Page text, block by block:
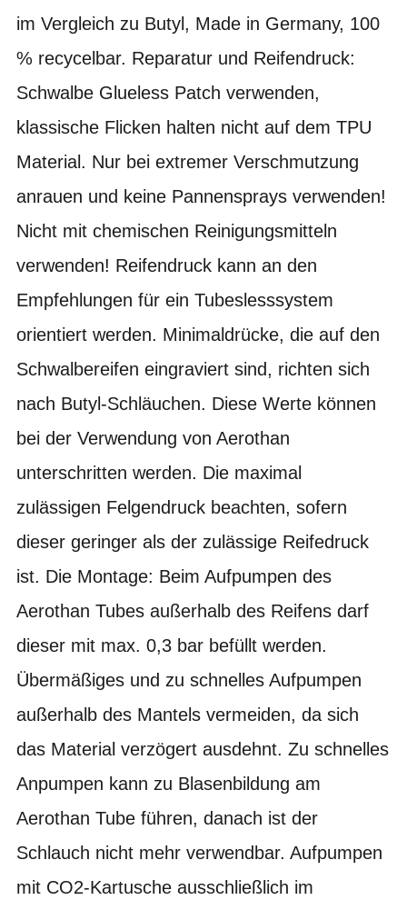
im Vergleich zu Butyl, Made in Germany, 100
% recycelbar. Reparatur und Reifendruck:
Schwalbe Glueless Patch verwenden,
klassische Flicken halten nicht auf dem TPU
Material. Nur bei extremer Verschmutzung
anrauen und keine Pannensprays verwenden!
Nicht mit chemischen Reinigungsmitteln
verwenden! Reifendruck kann an den
Empfehlungen für ein Tubeslesssystem
orientiert werden. Minimaldrücke, die auf den
Schwalbereifen eingraviert sind, richten sich
nach Butyl-Schläuchen. Diese Werte können
bei der Verwendung von Aerothan
unterschritten werden. Die maximal
zulässigen Felgendruck beachten, sofern
dieser geringer als der zulässige Reifedruck
ist. Die Montage: Beim Aufpumpen des
Aerothan Tubes außerhalb des Reifens darf
dieser mit max. 0,3 bar befüllt werden.
Übermäßiges und zu schnelles Aufpumpen
außerhalb des Mantels vermeiden, da sich
das Material verzögert ausdehnt. Zu schnelles
Anpumpen kann zu Blasenbildung am
Aerothan Tube führen, danach ist der
Schlauch nicht mehr verwendbar. Aufpumpen
mit CO2-Kartusche ausschließlich im